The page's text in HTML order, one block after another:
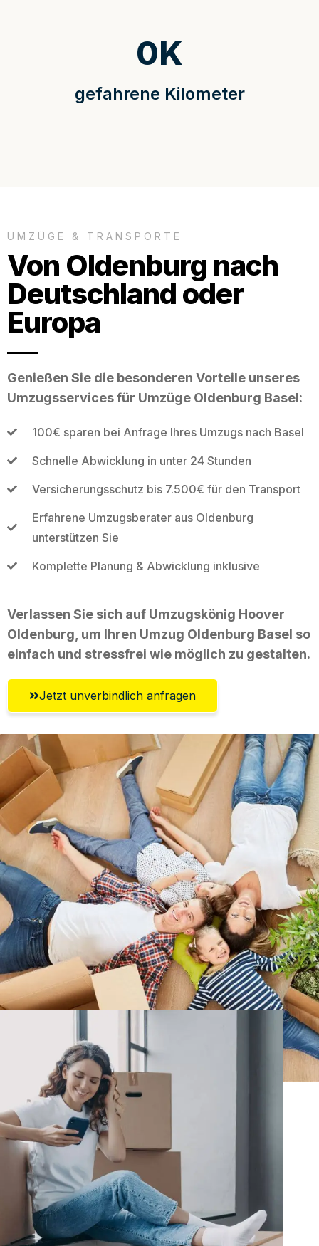
gefahrene Kilometer
0K
UMZÜGE & TRANSPORTE
Von Oldenburg nach
Deutschland oder
Europa
Genießen Sie die besonderen Vorteile unseres
Umzugsservices für Umzüge Oldenburg Basel:
100€ sparen bei Anfrage Ihres Umzugs nach Basel
Schnelle Abwicklung in unter 24 Stunden
Versicherungsschutz bis 7.500€ für den Transport
Erfahrene Umzugsberater aus Oldenburg
unterstützen Sie
Komplette Planung & Abwicklung inklusive
Verlassen Sie sich auf Umzugskönig Hoover
Oldenburg, um Ihren Umzug Oldenburg Basel so
einfach und stressfrei wie möglich zu gestalten.
Jetzt unverbindlich anfragen